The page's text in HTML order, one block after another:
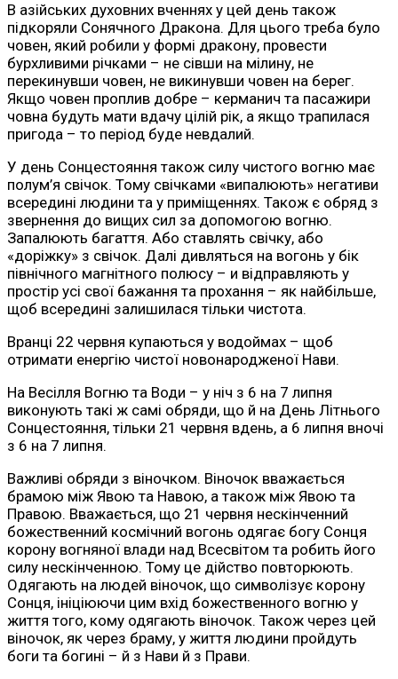
В азійських духовних вченнях у цей день також
підкоряли Сонячного Дракона. Для цього треба було
човен, який робили у формі дракону, провести
бурхливими річками – не сівши на мілину, не
перекинувши човен, не викинувши човен на берег.
Якщо човен проплив добре – керманич та пасажири
човна будуть мати вдачу цілій рік, а якщо трапилася
пригода – то період буде невдалий.
У день Сонцестояння також силу чистого вогню має
полум’я свічок. Тому свічками «випалюють» негативи
всередині людини та у приміщеннях. Також є обряд з
звернення до вищих сил за допомогою вогню.
Запалюють багаття. Або ставлять свічку, або
«доріжку» з свічок. Далі дивляться на вогонь у бік
північного магнітного полюсу – и відправляють у
простір усі свої бажання та прохання – як найбільше,
щоб всередині залишилася тільки чистота.
Вранці 22 червня купаються у водоймах – щоб
отримати енергію чистої новонародженої Нави.
На Весілля Вогню та Води – у ніч з 6 на 7 липня
виконують такі ж самі обряди, що й на День Літнього
Сонцестояння, тільки 21 червня вдень, а 6 липня вночі
з 6 на 7 липня.
Важливі обряди з віночком. Віночок вважається
брамою між Явою та Навою, а також між Явою та
Правою. Вважається, що 21 червня нескінченний
божественний космічний вогонь одягає богу Сонця
корону вогняної влади над Всесвітом та робить його
силу нескінченною. Тому це дійство повторюють.
Одягають на людей віночок, що символізує корону
Сонця, ініціюючи цим вхід божественного вогню у
життя того, кому одягають віночок. Також через цей
віночок, як через браму, у життя людини пройдуть
боги та богині – й з Нави й з Прави.